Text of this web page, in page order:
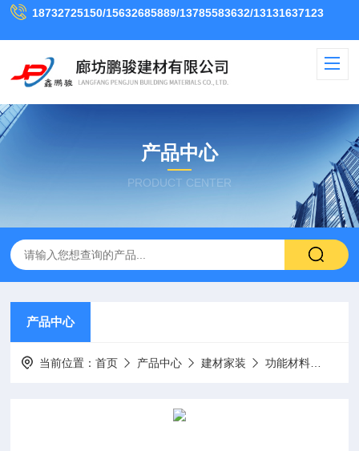
18732725150/15632685889/13785583632/13131637123
产品中心
PRODUCT CENTER
产品中心
当前位置：首页 产品中心 建材家装 功能材料